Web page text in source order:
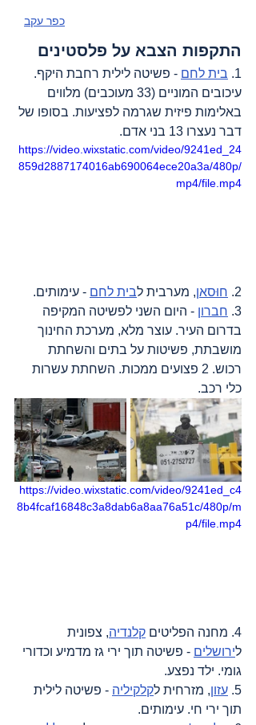
כפר עקב
התקפות הצבא על פלסטינים
1. בית לחם - פשיטה לילית רחבת היקף.
עיכובים המוניים (33 מעוכבים) מלווים
באלימות פיזית שגרמה לפציעות. בסופו של
דבר נעצרו 13 בני אדם.
https://video.wixstatic.com/video/9241ed_24
859d2887174016ab690064ece20a3a/480p/
mp4/file.mp4
2. חוּסאן, מערבית לבית לחם - עימותים.
3. חברון - היום השני לפשיטה המקיפה
בדרום העיר. עוצר מלא, מערכת החינוך
מושבתת, פשיטות על בתים והשחתת
רכוש. 2 פצועים ממכות. השחתת עשרות
כלי רכב.
https://video.wixstatic.com/video/9241ed_c4
8b4fcaf16848c3a8dab6a8aa76a51c/480p/m
p4/file.mp4
4. מחנה הפליטים קלנדיה, צפונית
לירושלים - פשיטה תוך ירי גז מדמיע וכדורי
גומי. ילד נפצע.
5. עזון, מזרחית לקלקיליה - פשיטה לילית
תוך ירי חי. עימותים.